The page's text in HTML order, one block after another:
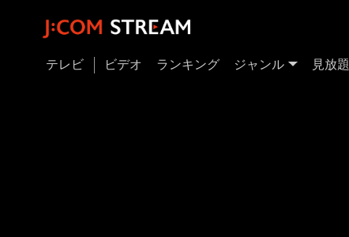
テレビ ビデオ ランキング ジャンル 見放題